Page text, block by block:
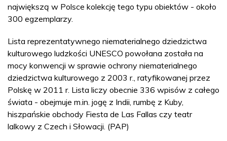
największą w Polsce kolekcję tego typu obiektów - około
300 egzemplarzy.
Lista reprezentatywnego niematerialnego dziedzictwa
kulturowego ludzkości UNESCO powołana została na
mocy konwencji w sprawie ochrony niematerialnego
dziedzictwa kulturowego z 2003 r., ratyfikowanej przez
Polskę w 2011 r. Lista liczy obecnie 336 wpisów z całego
świata - obejmuje m.in. jogę z Indii, rumbę z Kuby,
hiszpańskie obchody Fiesta de Las Fallas czy teatr
lalkowy z Czech i Słowacji. (PAP)